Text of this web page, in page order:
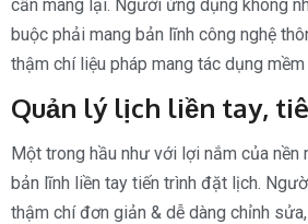
cần mang lại. Người ứng dụng không
buộc phải mang bản lĩnh công nghệ
thậm chí liệu pháp mang tác dụng mềm
Quản lý lịch liền tay,
Một trong hầu như với lợi nắm của nền
bản lĩnh liền tay tiến trình đặt lịch.
thậm chí đơn giản & dễ dàng chỉnh